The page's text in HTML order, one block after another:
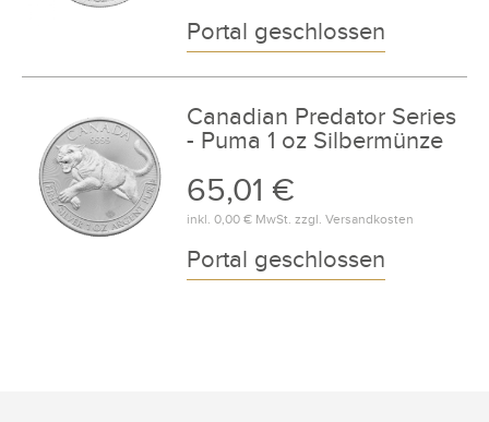
Portal geschlossen
Canadian Predator Series
- Puma 1 oz Silbermünze
65,01 €
inkl. 0,00 €MwSt. zzgl. Versandkosten
Portal geschlossen